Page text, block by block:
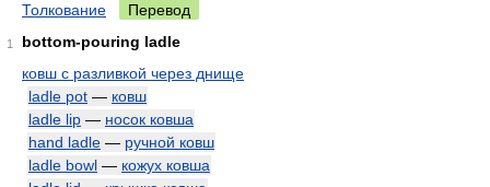
Толкование Перевод
1
bottom-pouring ladle
ковш с разливкой через днище
ladle pot — ковш
ladle lip — носок ковша
hand ladle — ручной ковш
ladle bowl — кожух ковша